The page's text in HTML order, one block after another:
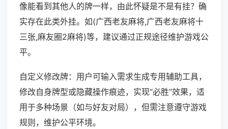
像能看到其他人的牌一样，由此怀疑是不是有挂？确
实存在此类外挂。如(广西老友麻将,广西老友麻将十
三张,麻友圈2麻将)等，建议通过正规途径维护游戏公
平。
自定义修改牌：用户可输入需求生成专用辅助工具，
修改自身牌型或隐藏操作痕迹，实现“必胜”效果，适
用于多种场景（如与好友对局），但需注意遵守游戏
规则，维护公平环境。